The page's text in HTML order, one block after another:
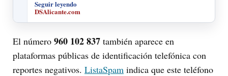
Seguir leyendo
DSAlicante.com
El número 960 102 837 también aparece en
plataformas públicas de identificación telefónica con
reportes negativos. ListaSpam indica que este teléfono